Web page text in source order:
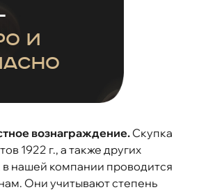
и
вознаграждение. Скупка
1922 г., а также других
в нашей компании проводится
Они учитывают степень